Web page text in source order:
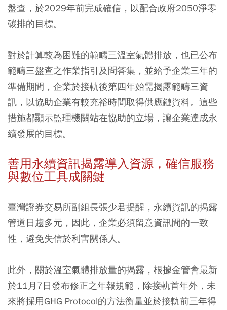
盤查，於2029年前完成確信，以配合政府2050淨零
碳排的目標。
對於計算較為困難的範疇三溫室氣體排放，也已公布
範疇三盤查之作業指引及問答集，並給予企業三年的
準備期間，企業於接軌後第四年始需揭露範疇三資
訊，以協助企業有較充裕時間取得供應鏈資料。這些
措施都顯示監理機關站在協助的立場，讓企業達成永
續發展的目標。
善用永續資訊揭露導入資源，確信服務
與數位工具成關鍵
臺灣證券交易所副組長張少君提醒，永續資訊的揭露
管道日趨多元，因此，企業必須留意資訊間的一致
性，避免失信於利害關係人。
此外，關於溫室氣體排放量的揭露，根據金管會最新
於11月7日發布修正之年報規範，除接軌首年外，未
來將採用GHG Protocol的方法衡量並於接軌前三年得